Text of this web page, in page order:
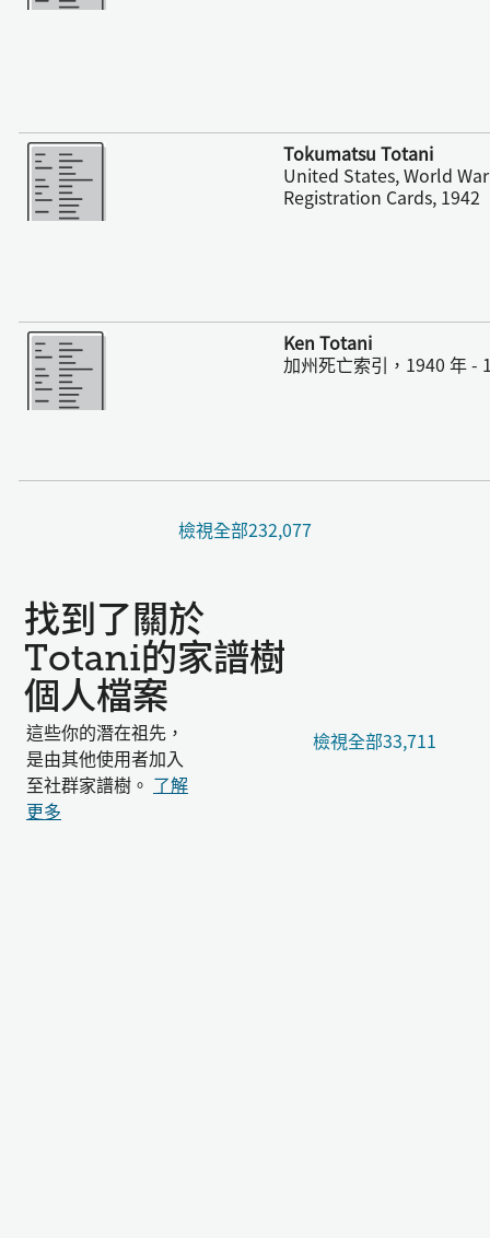
更多
Tokumatsu Totani
United States, World
Registration Cards, 1942
更多
Ken Totani
加州死亡索引，1940 年 -
檢視全部232,077
找到了關於
Totani的家譜樹
個人檔案
這些你的潛在祖先，
是由其他使用者加入
至社群家譜樹。 了解
更多
檢視全部33,711